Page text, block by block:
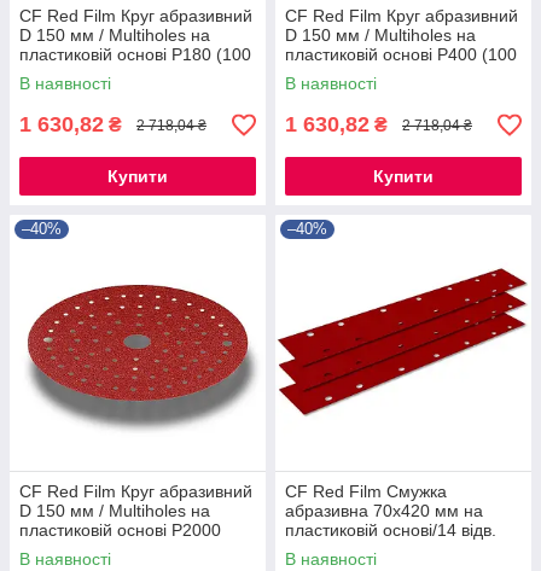
CF Red Film Круг абразивний
D 150 мм / Multiholes на
пластиковій основі P180 (100
шт)
В наявності
1 630,82 ₴ 2 718,04 ₴
Купити
CF Red Film Круг абразивний
D 150 мм / Multiholes на
пластиковій основі P400 (100
шт.)
В наявності
1 630,82 ₴ 2 718,04 ₴
Купити
–40%
CF Red Film Круг абразивний
D 150 мм / Multiholes на
пластиковій основі P2000
(100 шт.)
В наявності
–40%
CF Red Film Смужка
абразивна 70х420 мм на
пластиковій основі/14 відв.
P80 (50 шт.)
В наявності